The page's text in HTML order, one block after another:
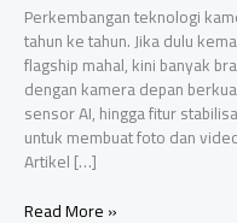
Perkembangan teknologi
tahun ke tahun. Jika dulu
flagship mahal, kini banyak
dengan kamera depan
sensor AI, hingga fitur
untuk membuat foto dan
Artikel […]
5
Read More »